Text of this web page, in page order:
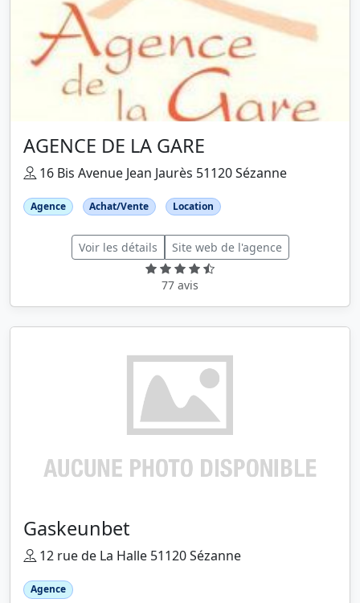
AGENCE DE LA GARE
16 Bis Avenue Jean Jaurès 51120 Sézanne
Agence Achat/Vente Location
Voir les détails Site web de l'agence
77 avis
Gaskeunbet
12 rue de La Halle 51120 Sézanne
Agence